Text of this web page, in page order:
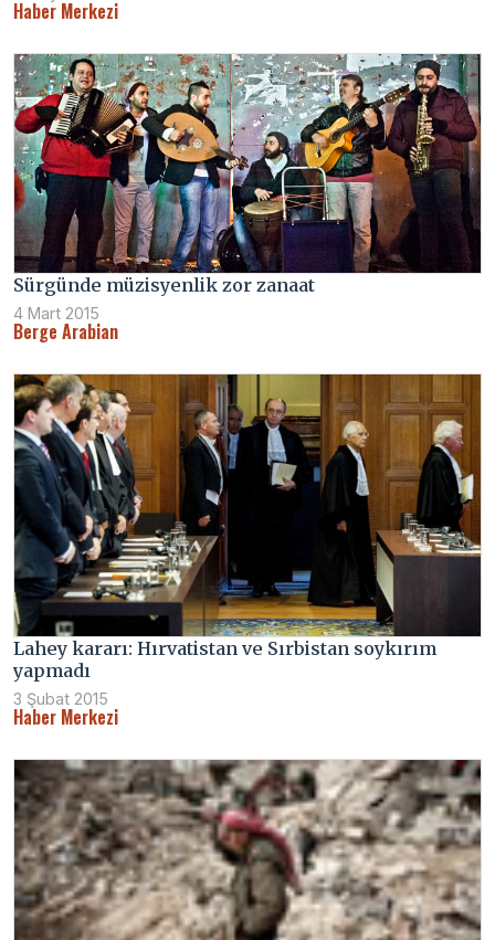
Haber Merkezi
Sürgünde müzisyenlik zor zanaat
4 Mart 2015
Berge Arabian
Lahey kararı: Hırvatistan ve Sırbistan soykırım
yapmadı
3 Şubat 2015
Haber Merkezi